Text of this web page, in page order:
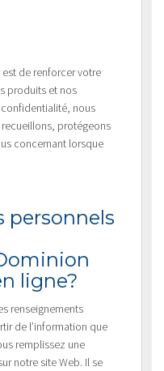
de renforcer votre
produits et nos
nous
protégeons
concernant lorsque
personnels
ligne?
renseignements
de l’information que
remplissez une
notre site Web. Il se